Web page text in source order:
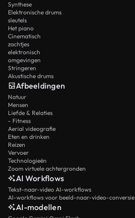
Synthese
Elektronische drums
sleutels
Het piano
Cinematisch
zachtjes
elektronisch
omgevingen
Stringeren
Akustische drums
Afbeeldingen
Natuur
Mensen
Liefde & Relaties
- Fitness
Aerial videografie
Eten en drinken
Reizen
Vervoer
Technologieën
Zoom virtuele achtergronden
AI Workflows
Tekst-naar-video AI-workflows
AI-workflows voor beeld-naar-video-conversie
AI-modellen